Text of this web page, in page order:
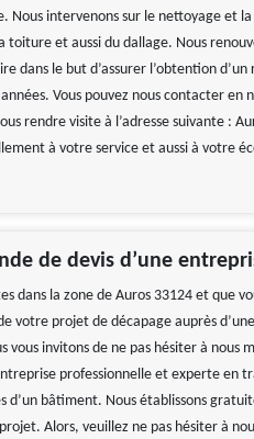
Nous intervenons sur le nettoyage et
toiture et aussi du dallage. Nous
dans le but d’assurer l’obtention
Vous pouvez nous contacter
rendre visite à l’adresse suivante :
à votre service et aussi à votre
de devis d’une
dans la zone de Auros 33124 et que
votre projet de décapage auprès
vous invitons de ne pas hésiter à
professionnelle et experte en
d’un bâtiment. Nous établissons
Alors, veuillez ne pas hésiter à